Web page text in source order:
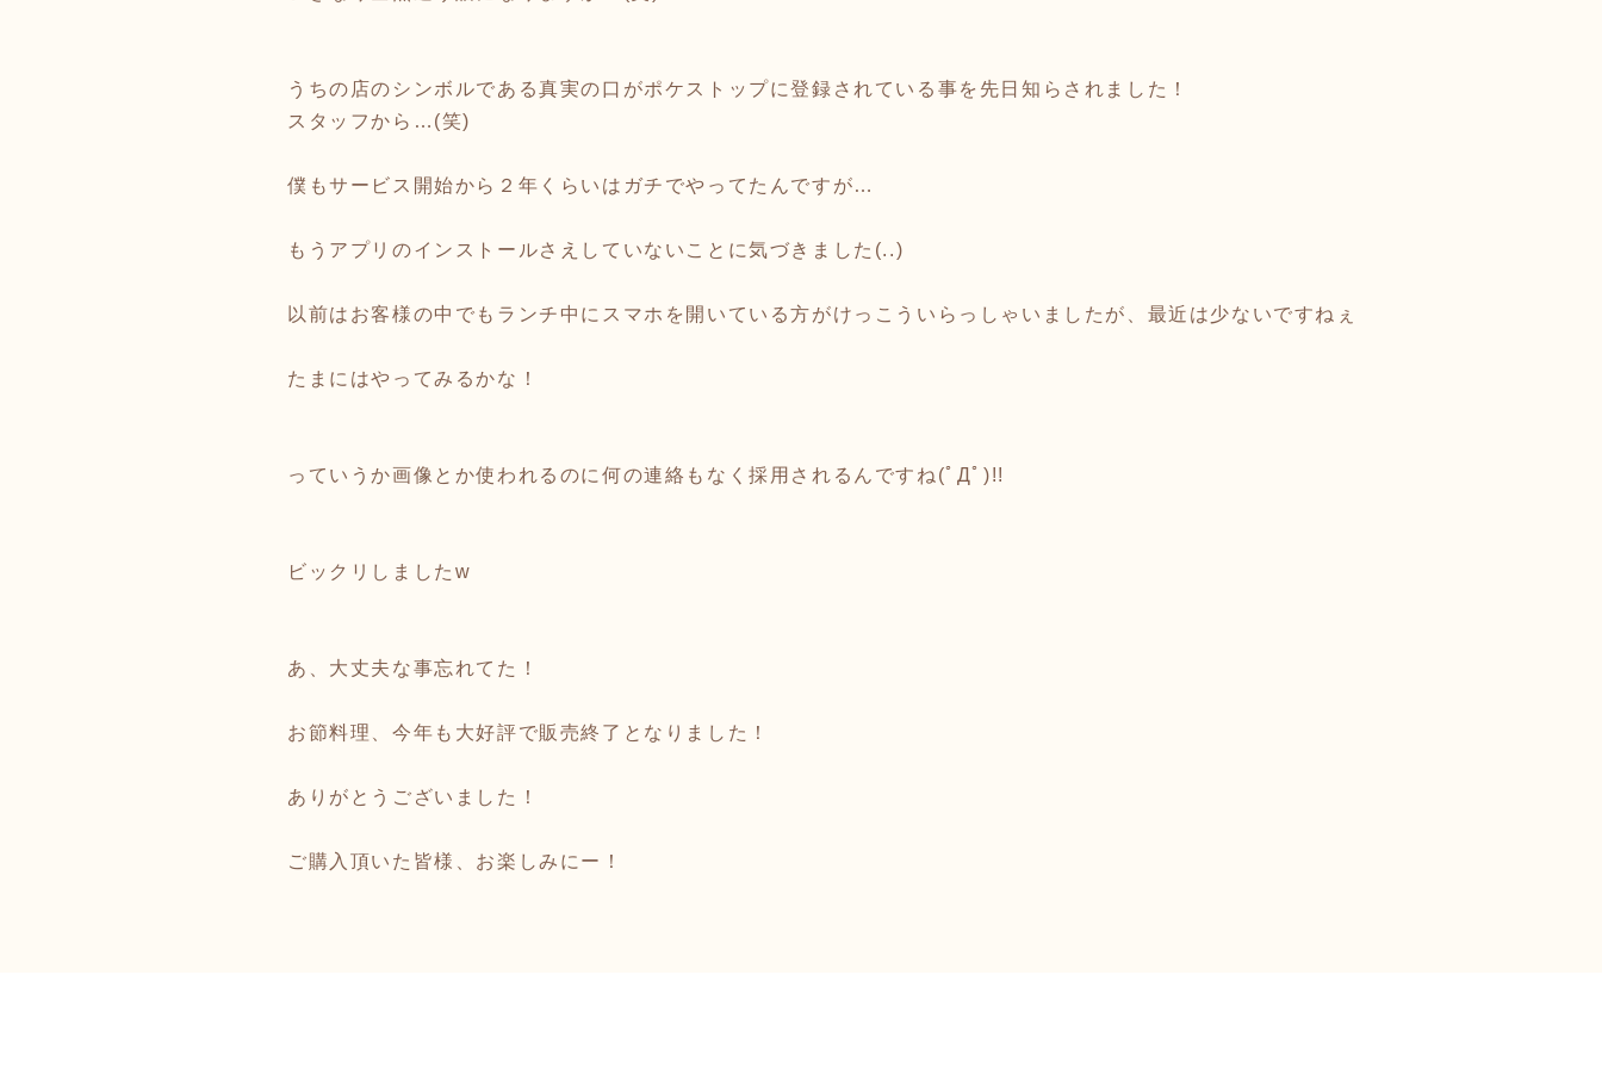
うちの店のシンボルである真実の口がポケストップに登録されている事を先日知らされました！
スタッフから…(笑)
僕もサービス開始から２年くらいはガチでやってたんですが…
もうアプリのインストールさえしていないことに気づきました(..)
以前はお客様の中でもランチ中にスマホを開いている方がけっこういらっしゃいましたが、最近は少ないですねぇ
たまにはやってみるかな！
っていうか画像とか使われるのに何の連絡もなく採用されるんですね(ﾟДﾟ)!!
ビックリしましたw
あ、大丈夫な事忘れてた！
お節料理、今年も大好評で販売終了となりました！
ありがとうございました！
ご購入頂いた皆様、お楽しみにー！